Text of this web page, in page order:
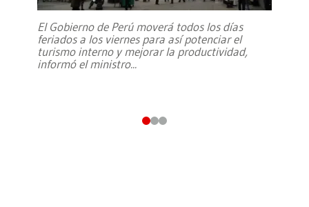
El Gobierno de Perú moverá todos los días
feriados a los viernes para así potenciar el
turismo interno y mejorar la productividad,
informó el ministro...